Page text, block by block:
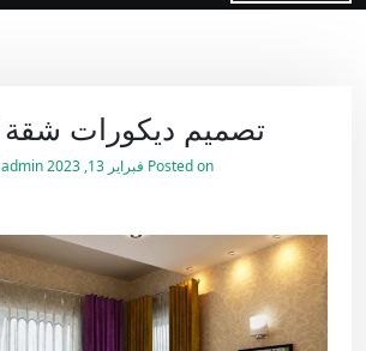
تصميم ديكورات شقة 2023
Posted on فبراير 13, 2023 by
admin